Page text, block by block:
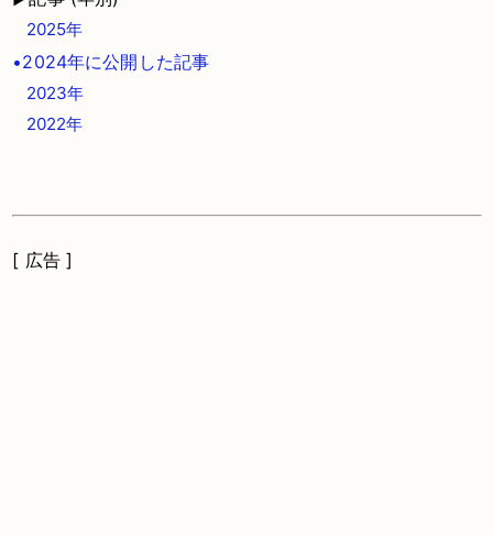
2025年
•2024年に公開した記事
2023年
2022年
[ 広告 ]